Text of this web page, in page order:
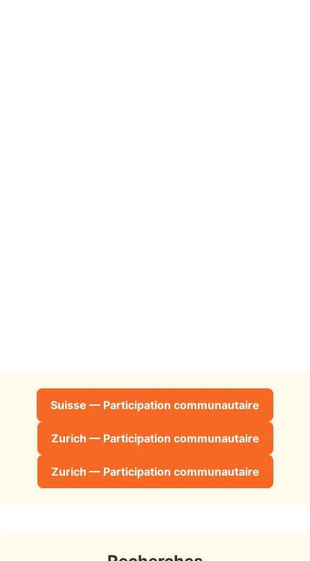
Suisse — Participation communautaire
Zurich — Participation communautaire
Zurich — Participation communautaire